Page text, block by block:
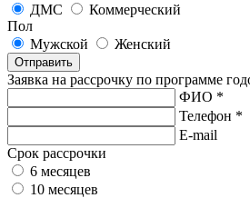
ДМС
Коммерческий
Пол
Мужской
Женский
Отправить
Заявка на рассрочку по программе
ФИО *
Телефон *
E-mail
Срок рассрочки
6 месяцев
10 месяцев